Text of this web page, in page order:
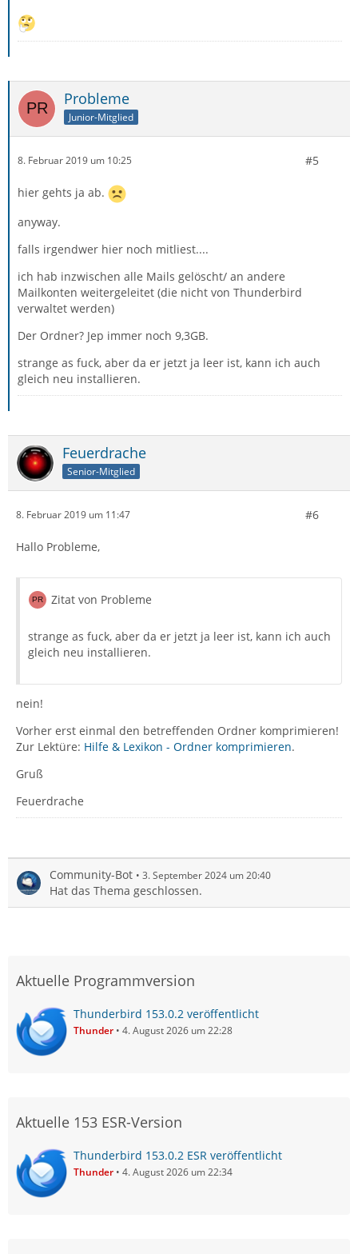
Probleme
Junior-Mitglied
8. Februar 2019 um 10:25 #5
hier gehts ja ab.
anyway.
falls irgendwer hier noch mitliest....
ich hab inzwischen alle Mails gelöscht/ an andere
Mailkonten weitergeleitet (die nicht von Thunderbird
verwaltet werden)
Der Ordner? Jep immer noch 9,3GB.
strange as fuck, aber da er jetzt ja leer ist, kann ich auch
gleich neu installieren.
Feuerdrache
Senior-Mitglied
8. Februar 2019 um 11:47 #6
Hallo Probleme,
Zitat von Probleme
strange as fuck, aber da er jetzt ja leer ist, kann ich auch
gleich neu installieren.
nein!
Vorher erst einmal den betreffenden Ordner komprimieren!
Zur Lektüre: Hilfe & Lexikon - Ordner komprimieren.
Gruß
Feuerdrache
Community-Bot 3. September 2024 um 20:40
Hat das Thema geschlossen.
Aktuelle Programmversion
Thunderbird 153.0.2 veröffentlicht
Thunder 4. August 2026 um 22:28
Aktuelle 153 ESR-Version
Thunderbird 153.0.2 ESR veröffentlicht
Thunder 4. August 2026 um 22:34